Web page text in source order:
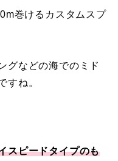
巻けるカスタムスプ
グなどの海でのミド
すね。
スピードタイプのも